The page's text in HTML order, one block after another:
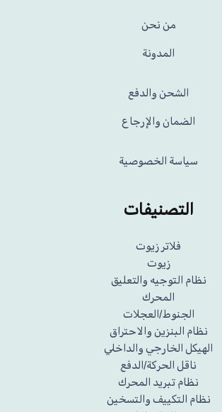
من نحن
المدونة
الشحن والدفع
الضمان والإرجاع
سياسة الخصوصية
التصنيفات
فلاتر زيوت
زيوت
نظام التوجيه والتعليق
المحرك
الجنوط/العجلات
نظام البنزين والاحتراق
الهيكل الخارجي والداخلي
ناقل الحركة/الدفع
نظام تبريد المحرك
نظام التكييف والتسخين